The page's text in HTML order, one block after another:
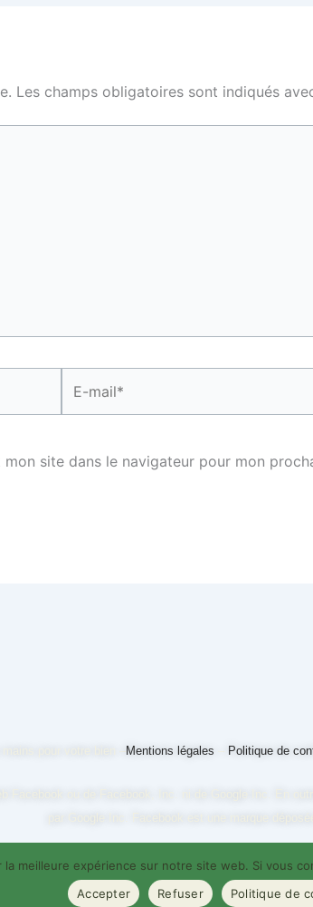
Les champs obligatoires sont indiqués
mail*
site dans le navigateur pour mon
mains pour votre bien –Mentions légales Politique de
meilleure expérience sur notre site web. Si vous
Accepter
Refuser Politique de